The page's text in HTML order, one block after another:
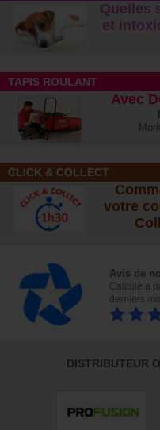
Quelles
et
TAPIS ROULANT
Avec
CLICK & COLLECT
votre
Avis de
Calculé à
derniers
DISTRIBUTEUR